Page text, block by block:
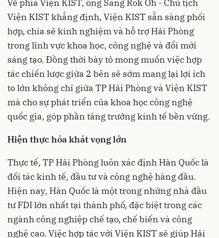
Về phía Viện KIST, ông Sang Rok Oh - Chủ tịch
Viện KIST khẳng định, Viện KIST sẵn sàng phối
hợp, chia sẻ kinh nghiệm và hỗ trợ Hải Phòng
trong lĩnh vực khoa học, công nghệ và đổi mới
sáng tạo. Đồng thời bày tỏ mong muốn việc hợp
tác chiến lược giữa 2 bên sẽ sớm mang lại lợi ích
to lớn không chỉ giữa TP Hải Phòng và Viện KIST
mà cho sự phát triển của khoa học công nghệ
quốc gia, góp phần tăng trưởng kinh tế bền vững.
Hiện thực hóa khát vọng lớn
Thực tế, TP Hải Phòng luôn xác định Hàn Quốc là
đối tác kinh tế, đầu tư và công nghệ hàng đầu.
Hiện nay, Hàn Quốc là một trong những nhà đầu
tư FDI lớn nhất tại thành phố, đặc biệt trong các
ngành công nghiệp chế tạo, chế biến và công
nghệ cao. Việc hợp tác với Viện KIST sẽ giúp Hải